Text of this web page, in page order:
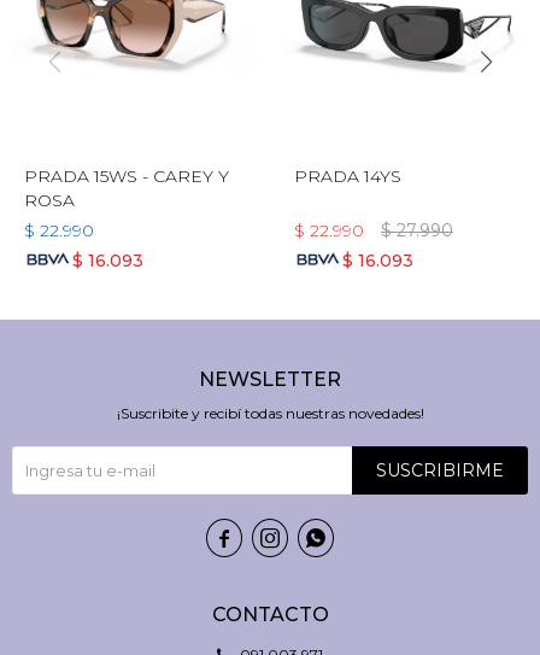
PRADA 15WS - CAREY Y
ROSA
$ 22.990
$ 16.093
PRADA 14YS
$ 22.990 $ 27.990
$ 16.093
CONTACTO
NEWSLETTER
¡Suscribite y recibí todas nuestras novedades!
SUSCRIBIRME
  